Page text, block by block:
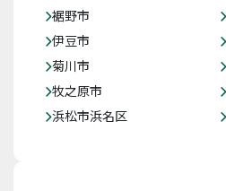
裾野市
伊豆市
菊川市
牧之原市
浜松市浜名区